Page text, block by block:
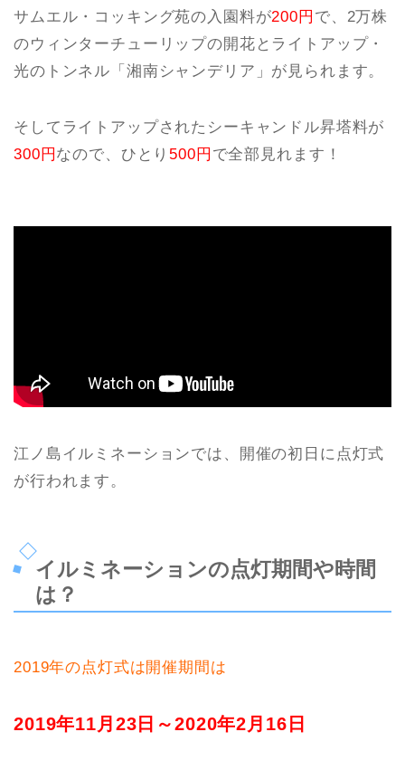
サムエル・コッキング苑の入園料が200円 で、2万株
のウィンターチューリップの開花とライトアップ・
光のトンネル「湘南シャンデリア」が見られます。
そしてライトアップされたシーキャンドル昇塔料が
300円 なので、ひとり 500円 で全部見れます！
江ノ島イルミネーションでは、開催の初日に点灯式
が行われます。
イルミネーションの点灯期間や時間
は？
2019年の点灯式は開催期間は
2019年11月23日～2020年2月16日